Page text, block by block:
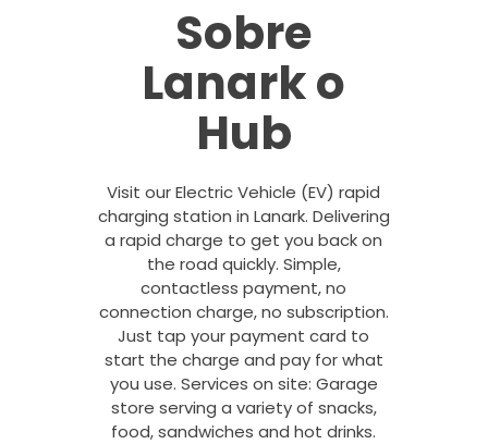
Sobre
Lanark o
Hub
Visit our Electric Vehicle (EV) rapid
charging station in Lanark. Delivering
a rapid charge to get you back on
the road quickly. Simple,
contactless payment, no
connection charge, no subscription.
Just tap your payment card to
start the charge and pay for what
you use. Services on site: Garage
store serving a variety of snacks,
food, sandwiches and hot drinks.